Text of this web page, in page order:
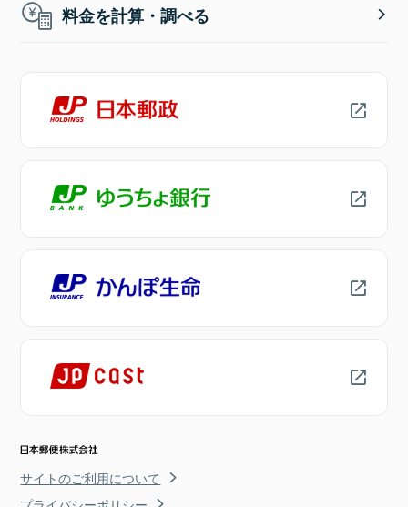
料金を計算・調べる
サイトのご利用について